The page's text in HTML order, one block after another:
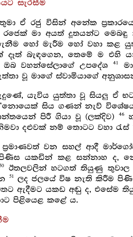
සැරසීම
ඒ රජු විසින් අනේක
මා අයත් දූතයන්ට මෙබඳු
හෝ මැරීම හෝ වහා කළ
බැඳගෙන, තෙමේ ම එහි
වහන්සේලාගේ උපදේශ
41
වූ මාගේ ස්වාමියාගේ
යැවිය යුත්තා වූ සියලු ඒ
සිය ගණන් නැව්
පිරී ගියා වූ (ලක්දිව)
46
දළුවක් නම් තොටට වහා රැස්
ප්‍රමාණවත් වන සහල් ආදී
යකඩින් කළ සන්නාහ ද,
ඊතලවලින් හටගත් තියුණු
51 ලද ජලයේ විෂ නැති කිරීම
ඇදීමට යකඩ අඬු ද, එසේම
පිළියෙළ කළේ ය.